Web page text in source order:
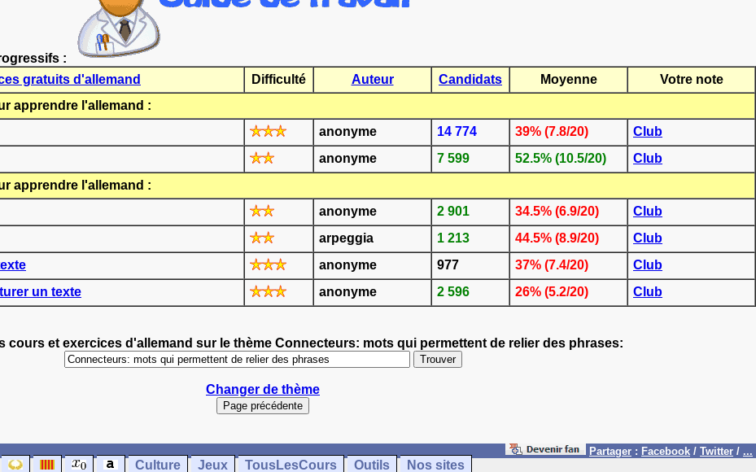
:
gratuits d'allemand Difficulté Auteur Candidats Moyenne
Votre note
apprendre l'allemand :
anonyme 14 774 39% (7.8/20)
Club
anonyme 7 599 52.5% (10.5/20)
Club
apprendre l'allemand :
anonyme 2 901 34.5% (6.9/20)
Club
arpeggia 1 213 44.5% (8.9/20)
Club
anonyme 977 37% (7.4/20)
Club
un texte anonyme 2 596 26% (5.2/20) Club
cours et exercices d'allemand sur le thème Connecteurs: mots qui permettent de relier des phrases:
Changer de thème
Partager : Facebook / Twitter / ...
Culture Jeux TousLesCours Outils Nos sites